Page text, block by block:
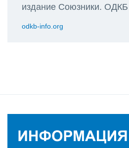
издание Союзники. ОДКБ
odkb-info.org